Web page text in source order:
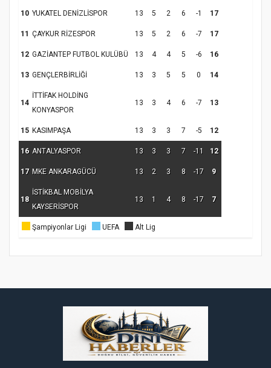
Samsun Atakum’da Ayasofya Camii
Etkinliği
Türkiye’de insanlar dinle bağlarını
koparıyor mu?
10 YUKATEL DENİZLİSPOR 13 5 2 6 -1 17
11 ÇAYKUR RİZESPOR 13 5 2 6 -7 17
12 GAZİANTEP FUTBOL KULÜBÜ 13 4 4 5 -6 16
13 GENÇLERBİRLİĞİ 13 3 5 5 0 14
14
İTTİFAK HOLDİNG
KONYASPOR
13 3 4 6 -7 13
15 KASIMPAŞA 13 3 3 7 -5 12
16 ANTALYASPOR 13 3 3 7 -11 12
17 MKE ANKARAGÜCÜ 13 2 3 8 -17 9
18
İSTİKBAL MOBİLYA
KAYSERİSPOR
13 1 4 8 -17 7
Şampiyonlar Ligi UEFA Alt Lig